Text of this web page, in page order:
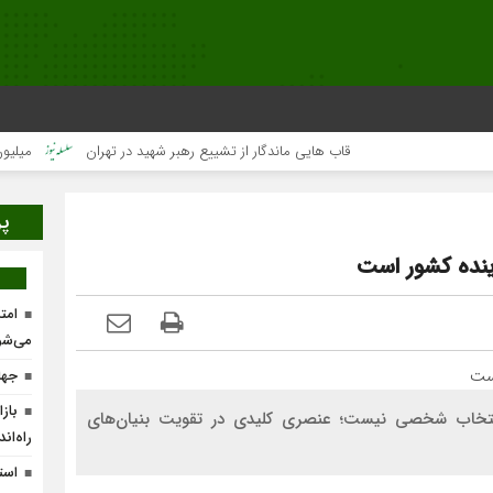
قاب هایی ماندگار از تشییع رهبر شهید در تهران میلیون‌ها
کشور است
شخصی نیست؛ عنصری کلیدی در تقویت بنیان‌های